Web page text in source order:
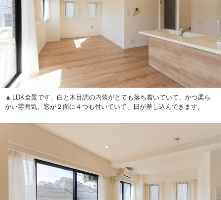
LDK全景です。白と木目調の内装がとても落ち着いていて、かつ柔ら
かい雰囲気。窓が２面に４つも付いていて、日が差し込んできます。